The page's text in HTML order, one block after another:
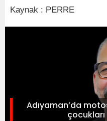
Kaynak : PERRE
Adıyaman’da